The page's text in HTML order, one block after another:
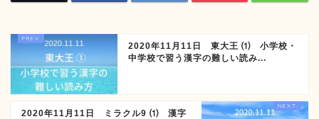
2020年11月11日 東大王 ⑴ 小学校・
中学校で習う漢字の難しい読み...
2020年11月11日 ミラクル9 ⑴ 漢字